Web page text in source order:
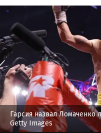
Гарсия назвал Ломаченко
Getty Images